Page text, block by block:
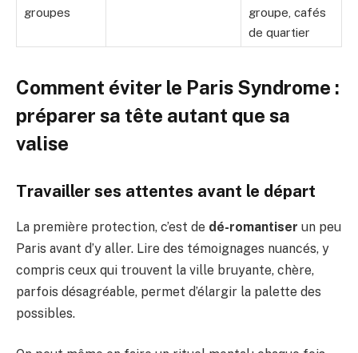
groupes
groupe, cafés
de quartier
Comment éviter le Paris Syndrome :
préparer sa tête autant que sa
valise
Travailler ses attentes avant le départ
La première protection, c’est de dé-romantiser un peu
Paris avant d’y aller. Lire des témoignages nuancés, y
compris ceux qui trouvent la ville bruyante, chère,
parfois désagréable, permet d’élargir la palette des
possibles.